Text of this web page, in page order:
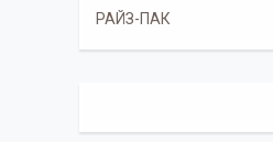
РАЙЗ-ПАК